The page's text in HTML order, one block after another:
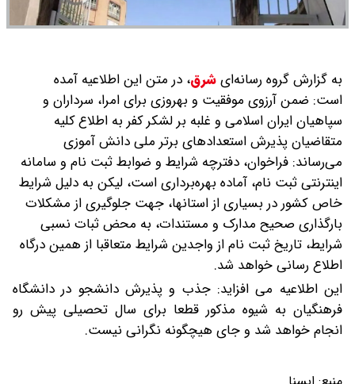
به گزارش گروه رسانه‌ایشرق، در متن این اطلاعیه آمده
است: ضمن آرزوی موفقیت و بهروزی برای امرا، سرداران و
سپاهیان ایران اسلامی و غلبه بر لشکر کفر به اطلاع کلیه
متقاضیان پذیرش استعدادهای برتر ملی دانش آموزی
می‌رساند: فراخوان، دفترچه شرایط و ضوابط ثبت نام و سامانه
اینترنتی ثبت نام، آماده بهره‌برداری است، لیکن به دلیل شرایط
خاص کشور در بسیاری از استانها، جهت جلوگیری از مشکلات
بارگذاری صحیح مدارک و مستندات، به محض ثبات نسبی
شرایط، تاریخ ثبت نام از واجدین شرایط متعاقبا از همین درگاه
اطلاع رسانی خواهد شد.
این اطلاعیه می افزاید: جذب و پذیرش دانشجو در دانشگاه
فرهنگیان به شیوه مذکور قطعا برای سال تحصیلی پیش رو
انجام‌ خواهد شد و جای هیچگونه نگرانی نیست.